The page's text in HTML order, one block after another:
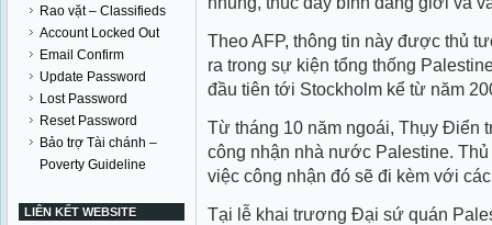
Rao vặt – Classifieds
Account Locked Out
Email Confirm
Update Password
Lost Password
Reset Password
Bảo trợ Tài chánh –
Poverty Guideline
LIÊN KẾT WEBSITE
Theo AFP, thông tin này được thủ
ra trong sự kiện tổng thống
đầu tiên tới Stockholm kể từ năm
Từ tháng 10 năm ngoái, Thụy Điển
công nhận nhà nước Palestine.
việc công nhận đó sẽ đi kèm với
Tại lễ khai trương Đại sứ quán